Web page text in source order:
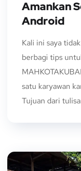
Amankan
Android
Kali ini saya
berbagi tips
satu karyawan
Tujuan dari